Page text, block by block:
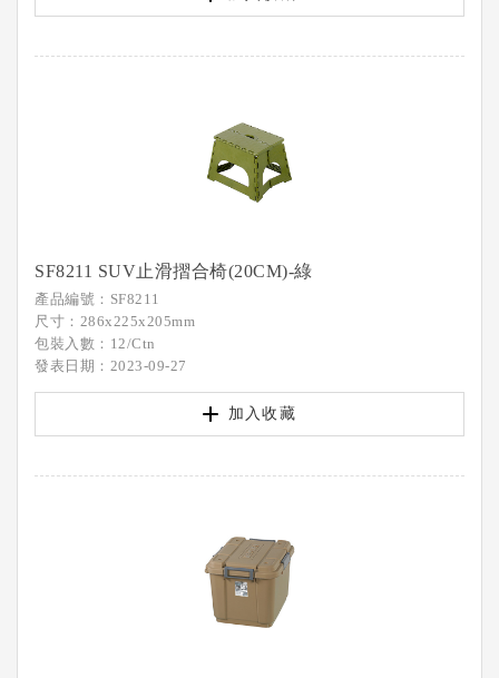
SF8211 SUV止滑摺合椅(20CM)-綠
產品編號：SF8211
尺寸：286x225x205mm
包裝入數：12/Ctn
發表日期：2023-09-27
加入收藏